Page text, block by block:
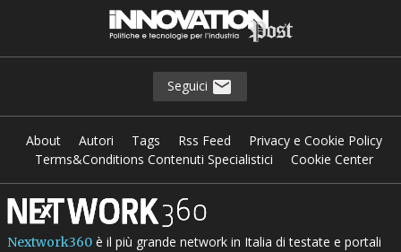
Seguici
About Autori Tags Rss Feed
Privacy e Cookie Policy
Terms&Conditions Contenuti Specialistici
Cookie Center
Nextwork360è il più grande network in Italia di testate e portali